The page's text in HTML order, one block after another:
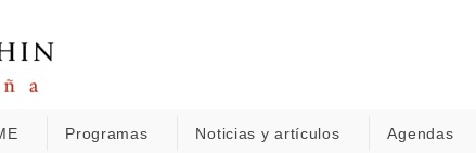
Programas Noticias y artículos Agendas